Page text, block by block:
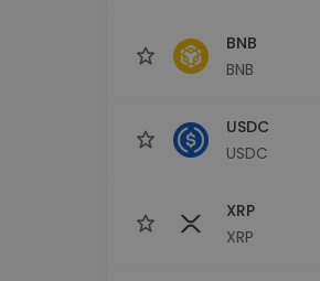
BNB
BNB
USDC
USDC
XRP
XRP